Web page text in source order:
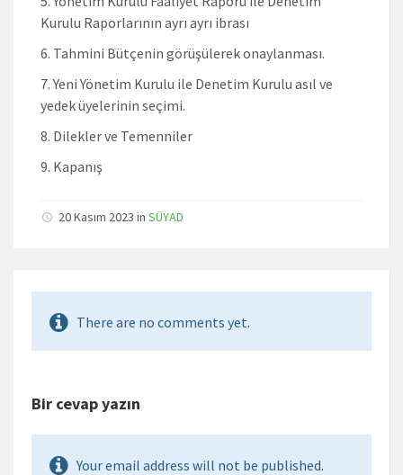
Kurulu Raporlarının ayrı ayrı ibrası
Tahmini Bütçenin görüşülerek onaylanması.
Yeni Yönetim Kurulu ile Denetim Kurulu asıl ve
yedek üyelerinin seçimi.
Dilekler ve Temenniler
Kapanış
20 Kasım 2023 in SÜYAD
There are no comments yet.
Bir cevap yazın
Your email address will not be published.